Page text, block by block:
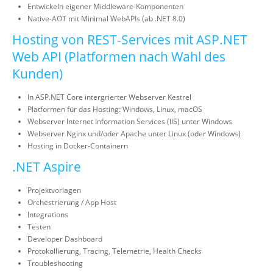
Entwickeln eigener Middleware-Komponenten
Native-AOT mit Minimal WebAPIs (ab .NET 8.0)
Hosting von REST-Services mit ASP.NET
Web API (Platformen nach Wahl des
Kunden)
In ASP.NET Core intergrierter Webserver Kestrel
Platformen für das Hosting: Windows, Linux, macOS
Webserver Internet Information Services (IIS) unter Windows
Webserver Nginx und/oder Apache unter Linux (oder Windows)
Hosting in Docker-Containern
.NET Aspire
Projektvorlagen
Orchestrierung / App Host
Integrations
Testen
Developer Dashboard
Protokollierung, Tracing, Telemetrie, Health Checks
Troubleshooting